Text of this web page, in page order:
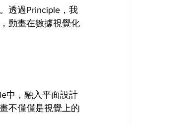
透過Principle，我
動畫在數據視覺化
中，融入平面設計
不僅僅是視覺上的